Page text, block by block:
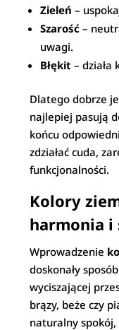
Zieleń –
Szarość –
uwagi.
Błękit – działa
Dlatego dobrze
najlepiej pasują
końcu
zdziałać cuda,
funkcjonalności.
Kolory
harmonia i
Wprowadzenie
doskonały
wyciszającej
brązy, beże czy
naturalny